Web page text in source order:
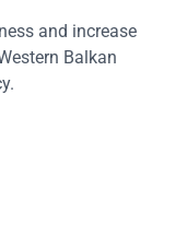
and increase
Balkan